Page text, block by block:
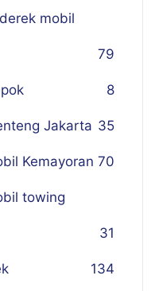
mobil
79
8
Jakarta 35
Kemayoran 70
towing
31
134